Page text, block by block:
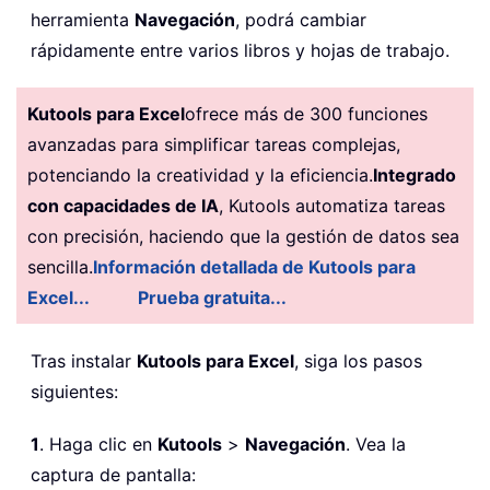
herramienta Navegación, podrá cambiar
rápidamente entre varios libros y hojas de trabajo.
Kutools para Excelofrece más de 300 funciones
avanzadas para simplificar tareas complejas,
potenciando la creatividad y la eficiencia.Integrado
con capacidades de IA, Kutools automatiza tareas
con precisión, haciendo que la gestión de datos sea
sencilla.Información detallada de Kutools para
Excel...
Prueba gratuita...
Tras instalar Kutools para Excel, siga los pasos
siguientes:
1. Haga clic en Kutools > Navegación. Vea la
captura de pantalla: